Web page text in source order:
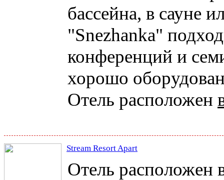
бассейна, в сауне
"Snezhanka"
конференций и
хорошо
Отель расположен
Stream Resort Apart
Отель расположен